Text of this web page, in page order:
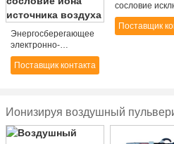
Энергосберегающее
электронно-
оптический
адвокатское сословие
иона источника
воздуха
Поставщик контакта
сословие
Microcurrent
функции
Поставщик
Ионизируя воздушный